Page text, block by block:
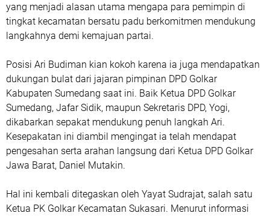
yang menjadi alasan utama mengapa para pemimpin di
tingkat kecamatan bersatu padu berkomitmen mendukung
langkahnya demi kemajuan partai.
Posisi Ari Budiman kian kokoh karena ia juga mendapatkan
dukungan bulat dari jajaran pimpinan DPD Golkar
Kabupaten Sumedang saat ini. Baik Ketua DPD Golkar
Sumedang, Jafar Sidik, maupun Sekretaris DPD, Yogi,
dikabarkan sepakat mendukung penuh langkah Ari.
Kesepakatan ini diambil mengingat ia telah mendapat
pengesahan serta arahan langsung dari Ketua DPD Golkar
Jawa Barat, Daniel Mutakin.
Hal ini kembali ditegaskan oleh Yayat Sudrajat, salah satu
Ketua PK Golkar Kecamatan Sukasari. Menurut informasi